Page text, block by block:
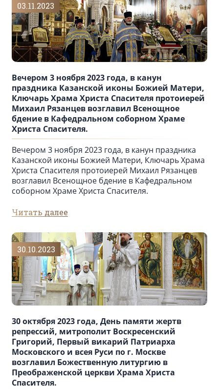
03.11.2023
Вечером 3 ноября 2023 года, в канун
праздника Казанской иконы Божией Матери,
Ключарь Храма Христа Спасителя протоиерей
Михаил Рязанцев возглавил Всенощное
бдение в Кафедральном cоборном Храме
Христа Спасителя.
Вечером 3 ноября 2023 года, в канун праздника
Казанской иконы Божией Матери, Ключарь Храма
Христа Спасителя протоиерей Михаил Рязанцев
возглавил Всенощное бдение в Кафедральном
cоборном Храме Христа Спасителя.
Читать далее
30.10.2023
30 октября 2023 года, День памяти жертв
репрессий, митрополит Воскресенский
Григорий, Первый викарий Патриарха
Московского и всея Руси по г. Москве
возглавил Божественную литургию в
Преображенской церкви Храма Христа
Спасителя.